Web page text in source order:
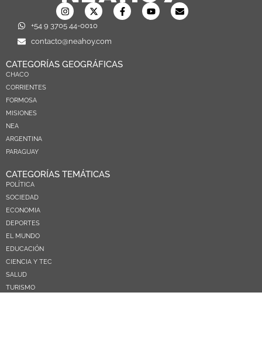
+54 9 3705 44-0010
contacto@neahoy.com
CATEGORÍAS GEOGRÁFICAS
CHACO
CORRIENTES
FORMOSA
MISIONES
NEA
ARGENTINA
PARAGUAY
CATEGORÍAS TEMÁTICAS
POLÍTICA
SOCIEDAD
ECONOMIA
DEPORTES
EL MUNDO
EDUCACIÓN
CIENCIA Y TEC
SALUD
TURISMO